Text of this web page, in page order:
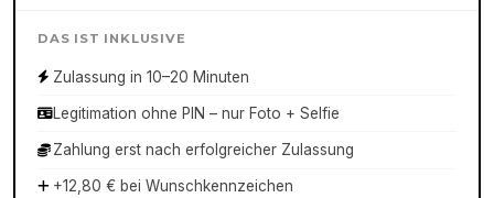
DAS IST INKLUSIVE
Zulassung in 10–20 Minuten
Legitimation ohne PIN – nur Foto + Selfie
Zahlung erst nach erfolgreicher Zulassung
+12,80 € bei Wunschkennzeichen